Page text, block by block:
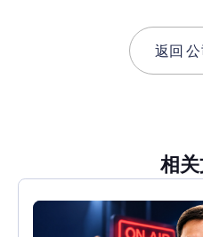
返回
相